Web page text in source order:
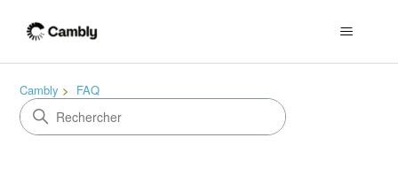
Cambly FAQ